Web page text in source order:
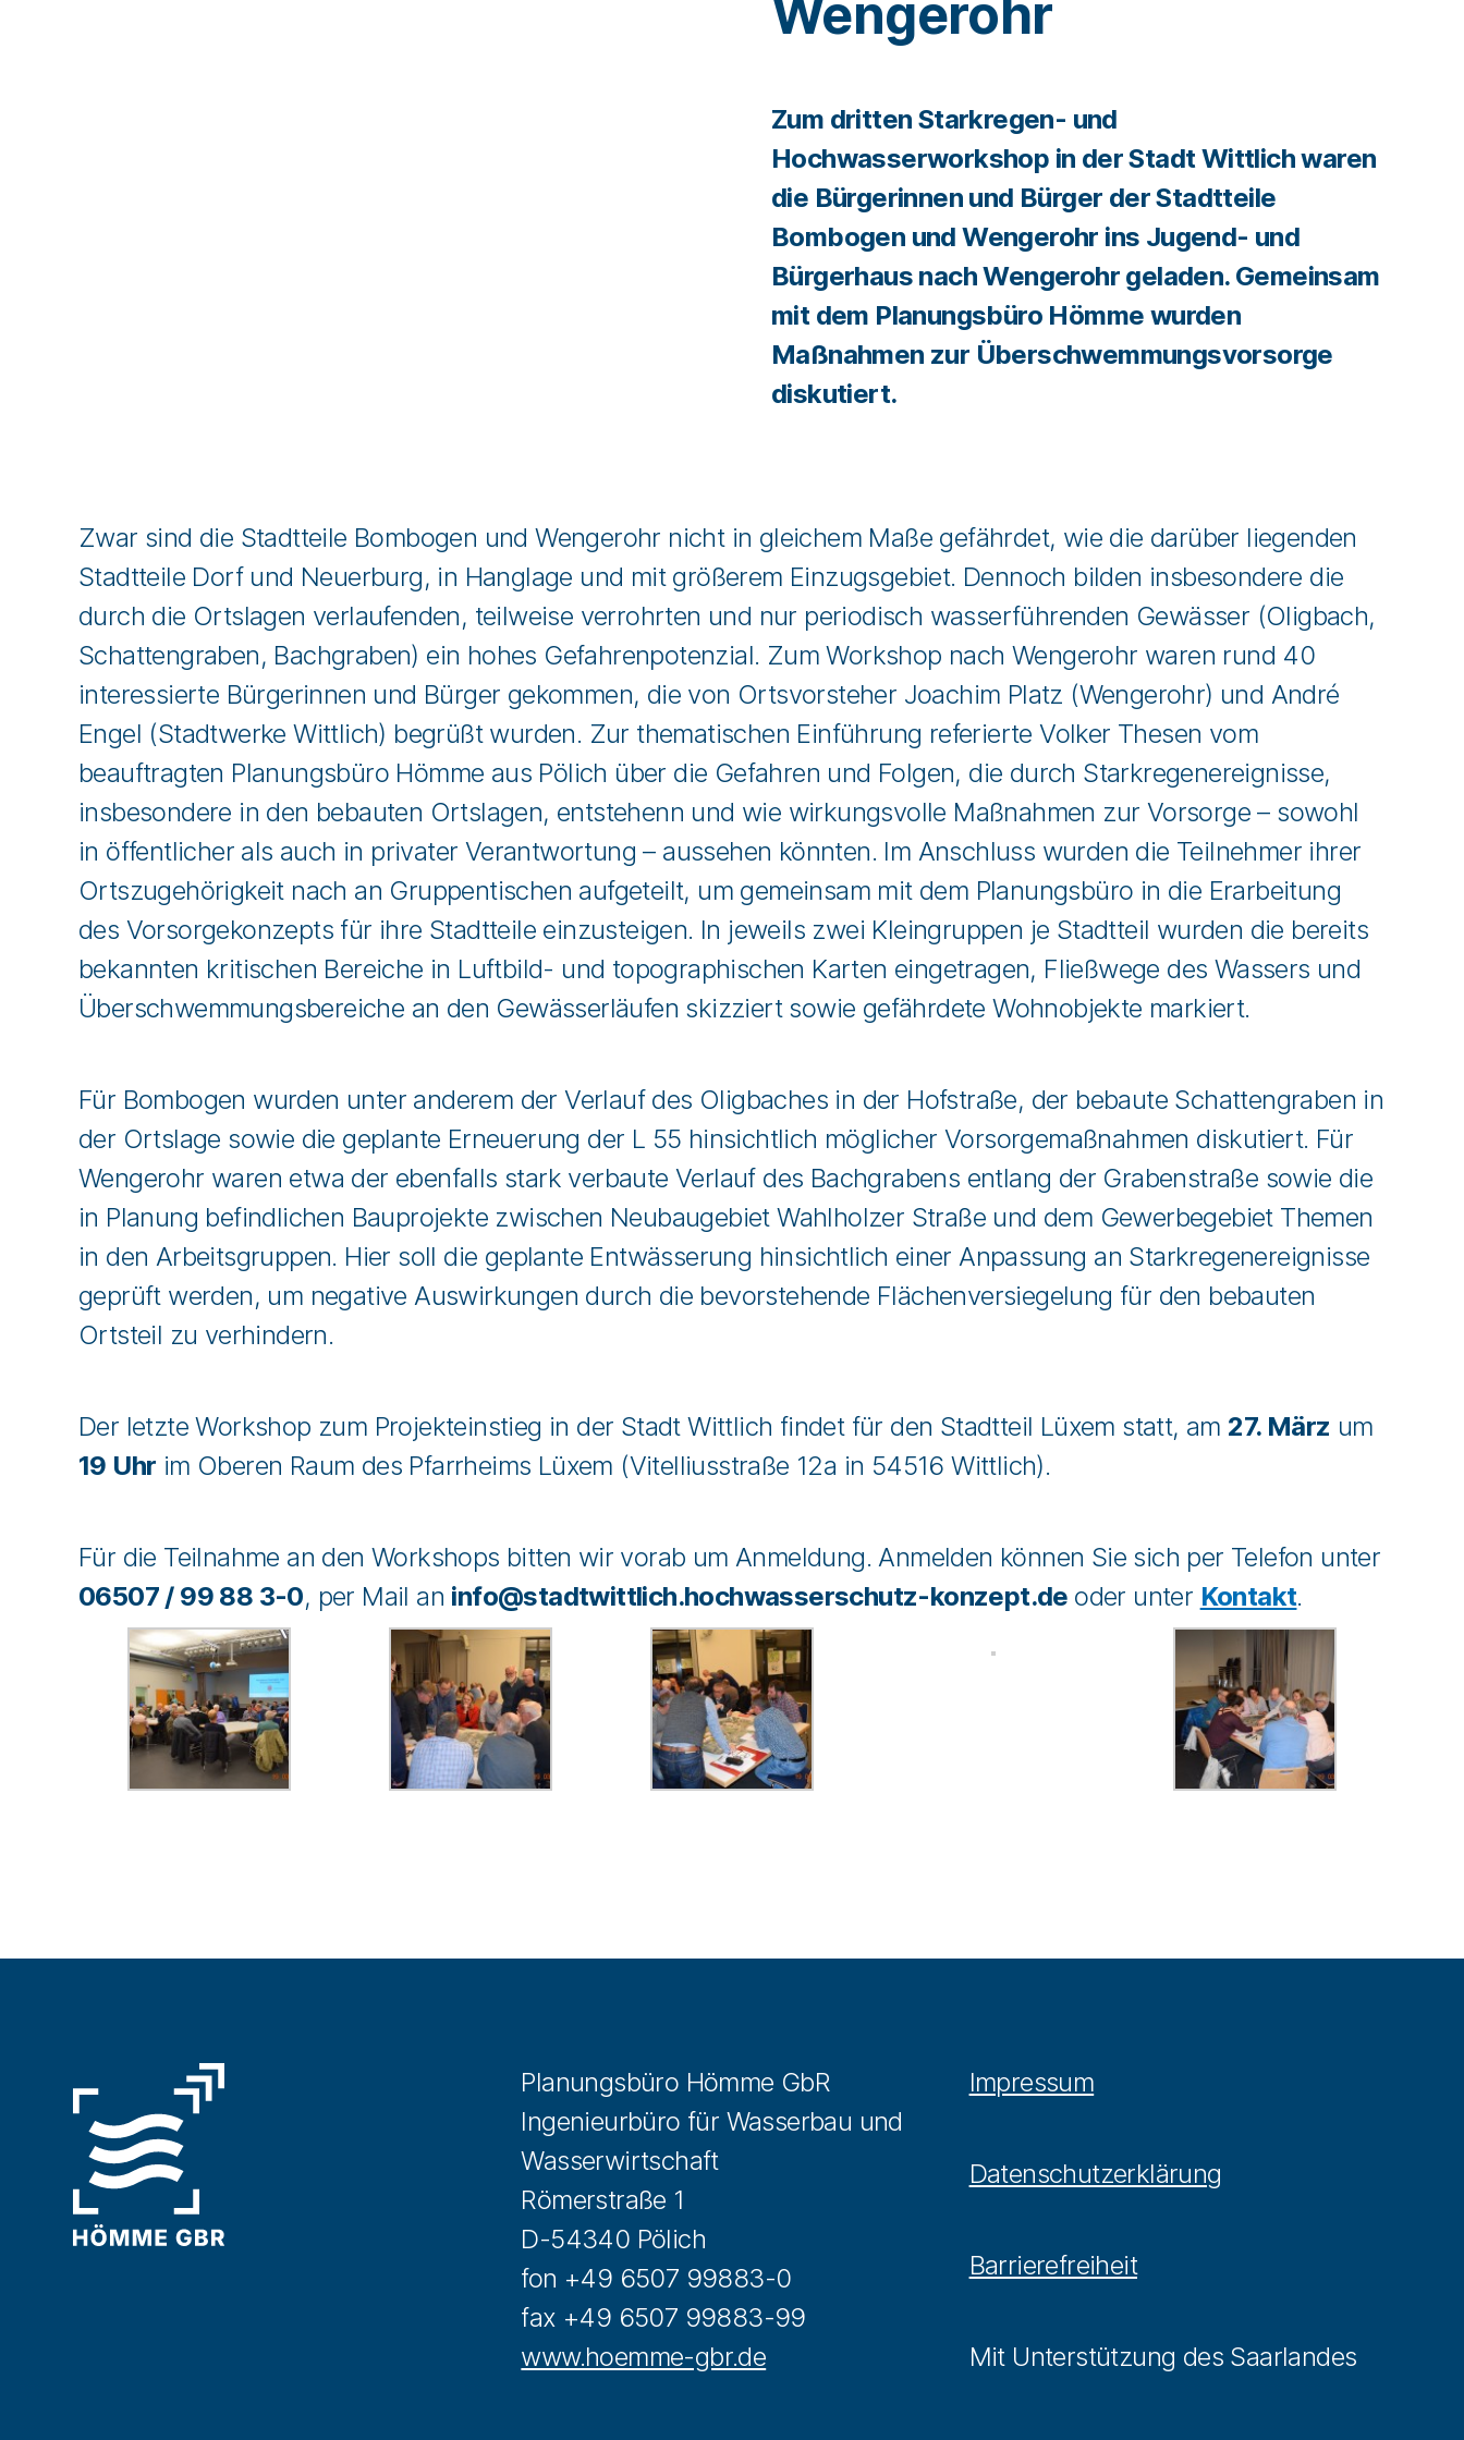
Wengerohr
Zum dritten Starkregen- und
Hochwasserworkshop in der Stadt Wittlich waren
die Bürgerinnen und Bürger der Stadtteile
Bombogen und Wengerohr ins Jugend- und
Bürgerhaus nach Wengerohr geladen. Gemeinsam
mit dem Planungsbüro Hömme wurden
Maßnahmen zur Überschwemmungsvorsorge
diskutiert.
Zwar sind die Stadtteile Bombogen und Wengerohr nicht in gleichem Maße gefährdet, wie die darüber liegenden
Stadtteile Dorf und Neuerburg, in Hanglage und mit größerem Einzugsgebiet. Dennoch bilden insbesondere die
durch die Ortslagen verlaufenden, teilweise verrohrten und nur periodisch wasserführenden Gewässer (Oligbach,
Schattengraben, Bachgraben) ein hohes Gefahrenpotenzial. Zum Workshop nach Wengerohr waren rund 40
interessierte Bürgerinnen und Bürger gekommen, die von Ortsvorsteher Joachim Platz (Wengerohr) und André
Engel (Stadtwerke Wittlich) begrüßt wurden. Zur thematischen Einführung referierte Volker Thesen vom
beauftragten Planungsbüro Hömme aus Pölich über die Gefahren und Folgen, die durch Starkregenereignisse,
insbesondere in den bebauten Ortslagen, entstehenn und wie wirkungsvolle Maßnahmen zur Vorsorge – sowohl
in öffentlicher als auch in privater Verantwortung – aussehen könnten. Im Anschluss wurden die Teilnehmer ihrer
Ortszugehörigkeit nach an Gruppentischen aufgeteilt, um gemeinsam mit dem Planungsbüro in die Erarbeitung
des Vorsorgekonzepts für ihre Stadtteile einzusteigen. In jeweils zwei Kleingruppen je Stadtteil wurden die bereits
bekannten kritischen Bereiche in Luftbild- und topographischen Karten eingetragen, Fließwege des Wassers und
Überschwemmungsbereiche an den Gewässerläufen skizziert sowie gefährdete Wohnobjekte markiert.
Für Bombogen wurden unter anderem der Verlauf des Oligbaches in der Hofstraße, der bebaute Schattengraben in
der Ortslage sowie die geplante Erneuerung der L 55 hinsichtlich möglicher Vorsorgemaßnahmen diskutiert. Für
Wengerohr waren etwa der ebenfalls stark verbaute Verlauf des Bachgrabens entlang der Grabenstraße sowie die
in Planung befindlichen Bauprojekte zwischen Neubaugebiet Wahlholzer Straße und dem Gewerbegebiet Themen
in den Arbeitsgruppen. Hier soll die geplante Entwässerung hinsichtlich einer Anpassung an Starkregenereignisse
geprüft werden, um negative Auswirkungen durch die bevorstehende Flächenversiegelung für den bebauten
Ortsteil zu verhindern.
Der letzte Workshop zum Projekteinstieg in der Stadt Wittlich findet für den Stadtteil Lüxem statt, am 27. März um
19 Uhr im Oberen Raum des Pfarrheims Lüxem (Vitelliusstraße 12a in 54516 Wittlich).
Für die Teilnahme an den Workshops bitten wir vorab um Anmeldung. Anmelden können Sie sich per Telefon unter
06507 / 99 88 3-0, per Mail an info@stadtwittlich.hochwasserschutz-konzept.de oder unter Kontakt.
Planungsbüro Hömme GbR
Ingenieurbüro für Wasserbau und
Wasserwirtschaft
Römerstraße 1
D-54340 Pölich
fon +49 6507 99883-0
fax +49 6507 99883-99
www.hoemme-gbr.de
Impressum
Datenschutzerklärung
Barrierefreiheit
Mit Unterstützung des Saarlandes